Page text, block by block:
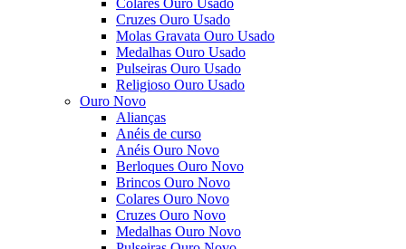
Colares Ouro Usado
Cruzes Ouro Usado
Molas Gravata Ouro Usado
Medalhas Ouro Usado
Pulseiras Ouro Usado
Religioso Ouro Usado
Ouro Novo
Alianças
Anéis de curso
Anéis Ouro Novo
Berloques Ouro Novo
Brincos Ouro Novo
Colares Ouro Novo
Cruzes Ouro Novo
Medalhas Ouro Novo